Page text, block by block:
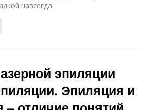
навсегда.
эпиляции
Эпиляция и